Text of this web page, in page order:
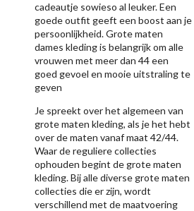
cadeautje sowieso al leuker. Een
goede outfit geeft een boost aan je
persoonlijkheid. Grote maten
dames kleding is belangrijk om alle
vrouwen met meer dan 44 een
goed gevoel en mooie uitstraling te
geven
Je spreekt over het algemeen van
grote maten kleding, als je het hebt
over de maten vanaf maat 42/44.
Waar de reguliere collecties
ophouden begint de grote maten
kleding. Bij alle diverse grote maten
collecties die er zijn, wordt
verschillend met de maatvoering